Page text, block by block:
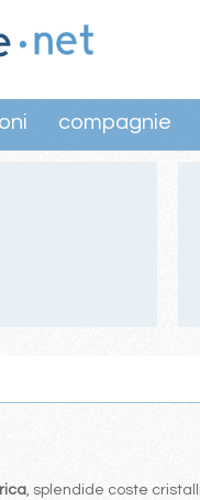
compagnie
, splendide coste